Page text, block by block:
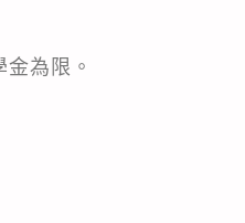
為限。